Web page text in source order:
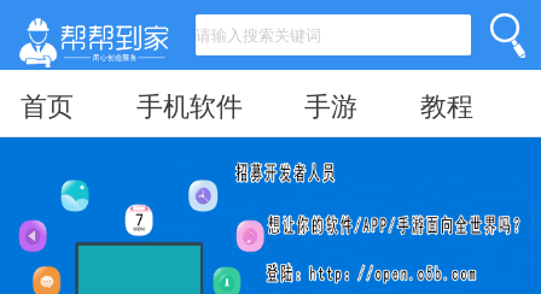
首页 手机软件 手游 教程